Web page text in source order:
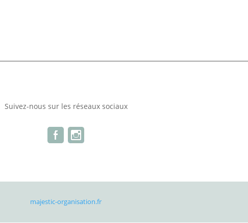
Suivez-nous sur les réseaux sociaux
majestic-organisation.fr